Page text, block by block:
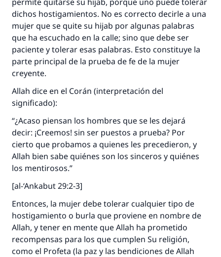
dichos hostigamientos. No es correcto decirle a una
mujer que se quite su hijab por algunas palabras
que ha escuchado en la calle; sino que debe ser
paciente y tolerar esas palabras. Esto constituye la
parte principal de la prueba de fe de la mujer
creyente.
Allah dice en el Corán (interpretación del
significado):
“¿Acaso piensan los hombres que se les dejará
decir: ¡Creemos! sin ser puestos a prueba? Por
cierto que probamos a quienes les precedieron, y
Allah bien sabe quiénes son los sinceros y quiénes
los mentirosos.”
[al-‘Ankabut 29:2-3]
Entonces, la mujer debe tolerar cualquier tipo de
hostigamiento o burla que proviene en nombre de
Allah, y tener en mente que Allah ha prometido
recompensas para los que cumplen Su religión,
como el Profeta (la paz y las bendiciones de Allah